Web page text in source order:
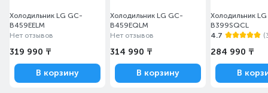
Холодильник LG GC-
B459EELM
Нет отзывов
319 990 ₸
В корзину
Холодильник LG GC-
B459EQLM
Нет отзывов
314 990 ₸
В корзину
Холодильник
B399SQCL
4.7
284 990 ₸
В